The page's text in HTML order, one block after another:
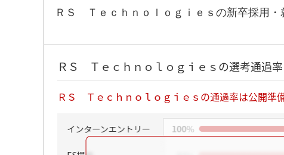
投稿する
ランキングを見る
投票する
注目の企業特集
動画で知ろう！業界・企
ＲＳ Ｔｅｃｈｎｏｌｏｇｉｅｓの新卒採用・
ＲＳ Ｔｅｃｈｎｏｌｏｇｉｅｓの選考通過率
ＲＳ Ｔｅｃｈｎｏｌｏｇｉｅｓの通過率は公開準